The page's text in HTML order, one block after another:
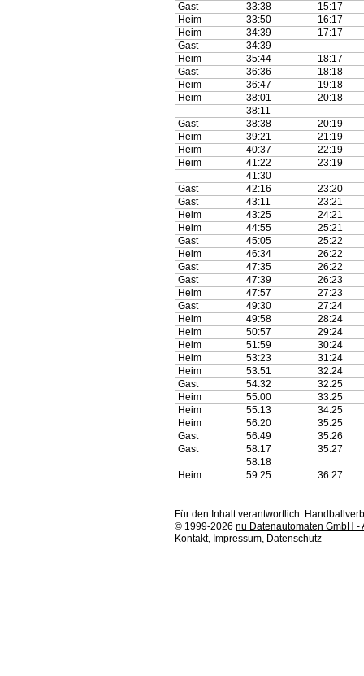
Gast
33:38
15:17
Heim
33:50
16:17
Heim
34:39
17:17
Gast
34:39
Heim
35:44
18:17
Gast
36:36
18:18
Heim
36:47
19:18
Heim
38:01
20:18
38:11
Gast
38:38
20:19
Heim
39:21
21:19
Heim
40:37
22:19
Heim
41:22
23:19
41:30
Gast
42:16
23:20
Gast
43:11
23:21
Heim
43:25
24:21
Heim
44:55
25:21
Gast
45:05
25:22
Heim
46:34
26:22
Gast
47:35
26:22
Gast
47:39
26:23
Heim
47:57
27:23
Gast
49:30
27:24
Heim
49:58
28:24
Heim
50:57
29:24
Heim
51:59
30:24
Heim
53:23
31:24
Heim
53:51
32:24
Gast
54:32
32:25
Heim
55:00
33:25
Heim
55:13
34:25
Heim
56:20
35:25
Gast
56:49
35:26
Gast
58:17
35:27
58:18
Heim
59:25 36:27
Für den Inhalt verantwortlich:
© 1999-2026 nu Datenautomaten GmbH
Kontakt, Impressum, Datenschutz